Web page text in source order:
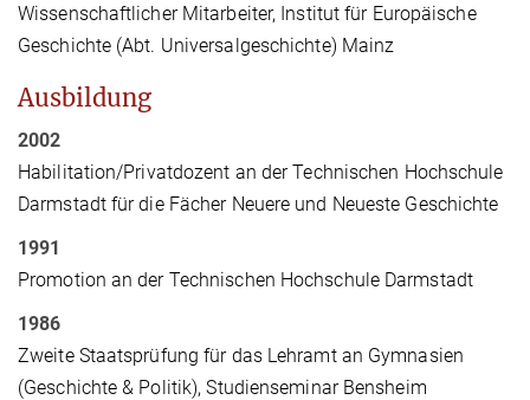
Wissenschaftlicher Mitarbeiter, Institut für Europäische
Geschichte (Abt. Universalgeschichte) Mainz
Ausbildung
2002
Habilitation/Privatdozent an der Technischen Hochschule
Darmstadt für die Fächer Neuere und Neueste Geschichte
1991
Promotion an der Technischen Hochschule Darmstadt
1986
Zweite Staatsprüfung für das Lehramt an Gymnasien
(Geschichte & Politik), Studienseminar Bensheim